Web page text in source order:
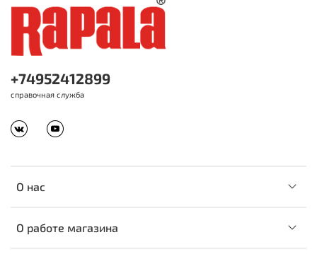
О нас
О работе магазина
+74952412899
справочная служба